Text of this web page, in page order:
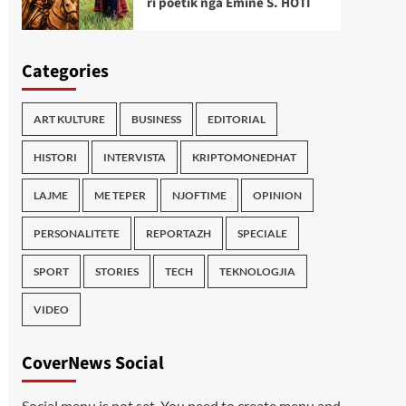
Categories
ART KULTURE BUSINESS EDITORIAL
HISTORI INTERVISTA KRIPTOMONEDHAT
LAJME ME TEPER NJOFTIME OPINION
PERSONALITETE REPORTAZH SPECIALE
SPORT STORIES TECH TEKNOLOGJIA
VIDEO
CoverNews Social